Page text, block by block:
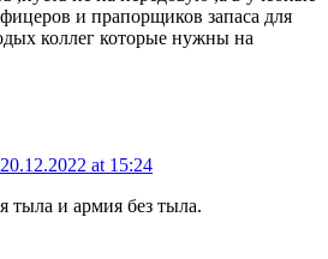
и прапорщиков запаса для
коллег которые нужны на
20.12.2022 at 15:24
тыла и армия без тыла.